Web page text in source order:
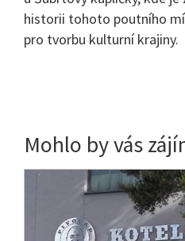
historii tohoto poutního
pro tvorbu kulturní krajiny.
Mohlo by vás